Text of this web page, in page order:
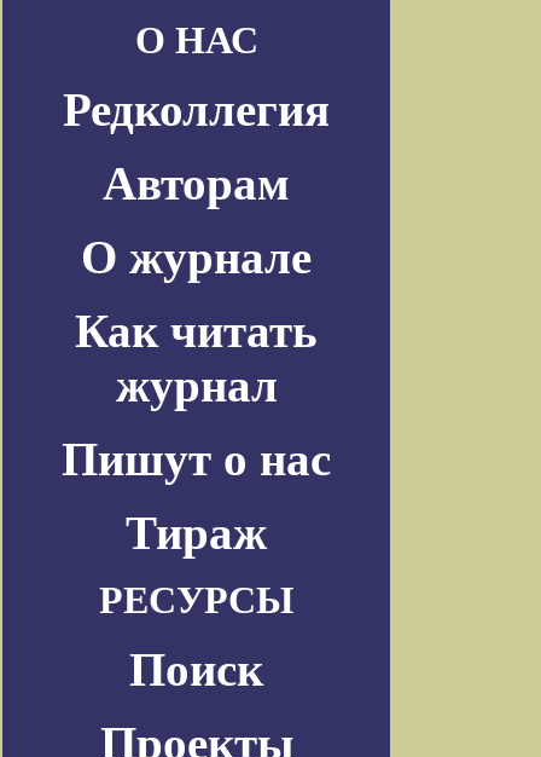
О НАС
Редколлегия
Авторам
О журнале
Как читать
журнал
Пишут о нас
Тираж
РЕСУРСЫ
Поиск
Проекты